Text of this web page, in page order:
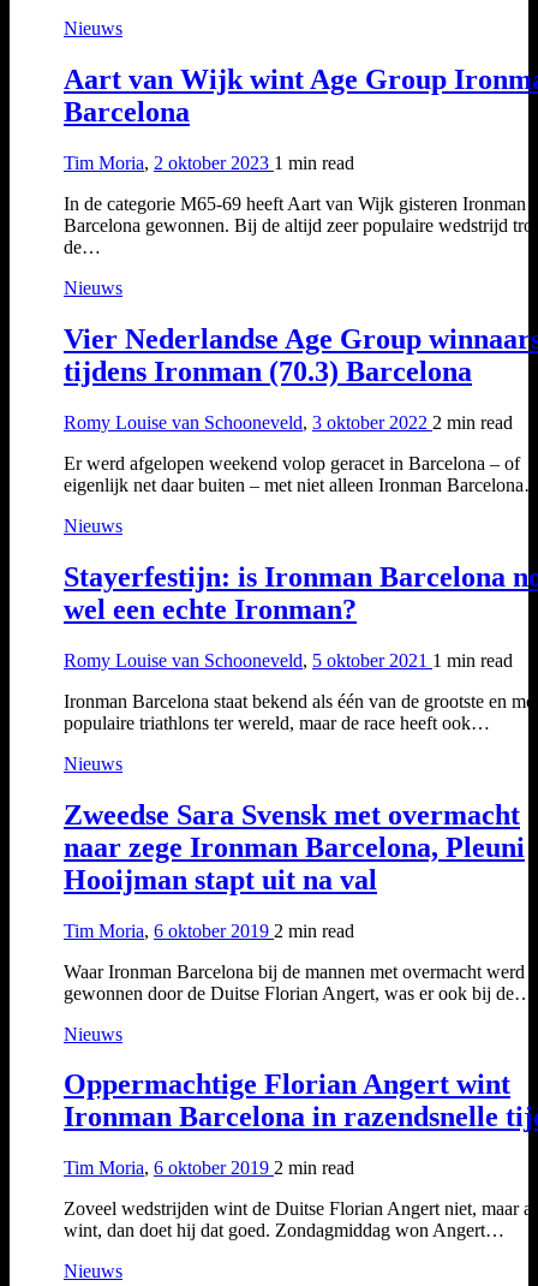
Nieuws
Aart van Wijk wint Age Group
Barcelona
Tim Moria, 2 oktober 2023 1 min read
In de categorie M65-69 heeft Aart van Wijk gisteren Ironman
Barcelona gewonnen. Bij de altijd zeer populaire wedstrijd
de…
Nieuws
Vier Nederlandse Age Group
tijdens Ironman (70.3) Barcelona
Romy Louise van Schooneveld, 3 oktober 2022 2 min read
Er werd afgelopen weekend volop geracet in Barcelona – of
eigenlijk net daar buiten – met niet alleen Ironman
Nieuws
Stayerfestijn: is Ironman Barcelona
wel een echte Ironman?
Romy Louise van Schooneveld, 5 oktober 2021 1 min read
Ironman Barcelona staat bekend als één van de grootste en
populaire triathlons ter wereld, maar de race heeft ook…
Nieuws
Zweedse Sara Svensk met overmacht
naar zege Ironman Barcelona, Pleuni
Hooijman stapt uit na val
Tim Moria, 6 oktober 2019 2 min read
Waar Ironman Barcelona bij de mannen met overmacht werd
gewonnen door de Duitse Florian Angert, was er ook bij de…
Nieuws
Oppermachtige Florian Angert wint
Ironman Barcelona in razendsnelle
Tim Moria, 6 oktober 2019 2 min read
Zoveel wedstrijden wint de Duitse Florian Angert niet, maar
wint, dan doet hij dat goed. Zondagmiddag won Angert…
Nieuws